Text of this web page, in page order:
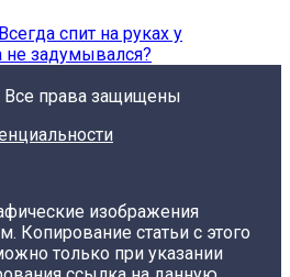
спит на руках у
задумывался?
Все права защищены
изображения
Копирование статьи с этого
только при указании